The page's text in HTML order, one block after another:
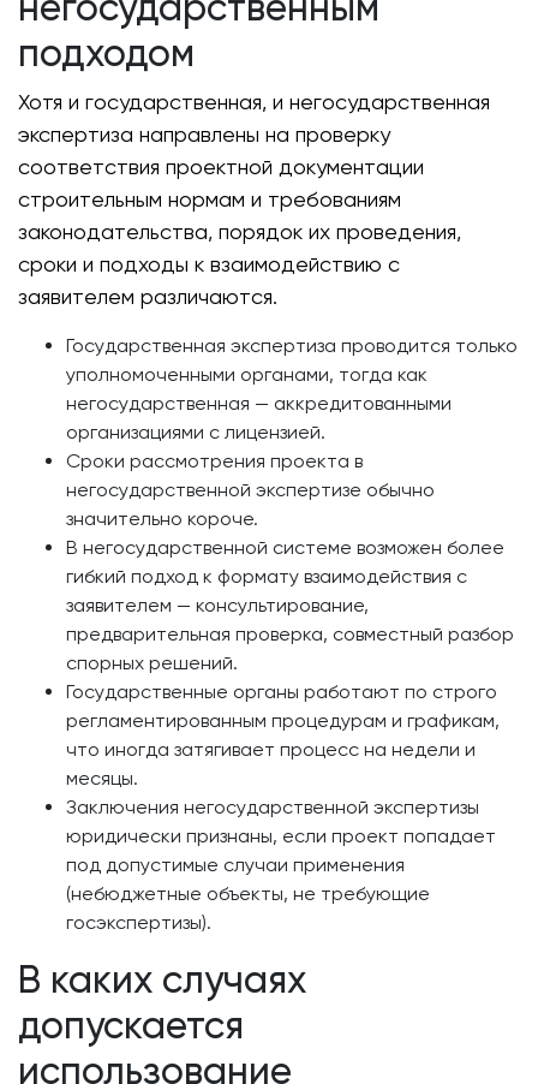
подходом
Хотя и государственная, и негосударственная
экспертиза направлены на проверку
соответствия проектной документации
строительным нормам и требованиям
законодательства, порядок их проведения,
сроки и подходы к взаимодействию с
заявителем различаются.
Государственная экспертиза проводится только
уполномоченными органами, тогда как
негосударственная — аккредитованными
организациями с лицензией.
Сроки рассмотрения проекта в
негосударственной экспертизе обычно
значительно короче.
В негосударственной системе возможен более
гибкий подход к формату взаимодействия с
заявителем — консультирование,
предварительная проверка, совместный разбор
спорных решений.
Государственные органы работают по строго
регламентированным процедурам и графикам,
что иногда затягивает процесс на недели и
месяцы.
Заключения негосударственной экспертизы
юридически признаны, если проект попадает
под допустимые случаи применения
(небюджетные объекты, не требующие
госэкспертизы).
В каких случаях
допускается
использование